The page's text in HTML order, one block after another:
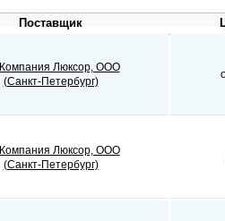
Поставщик
Компания Люксор, ООО
(Санкт-Петербург)
Компания Люксор, ООО
(Санкт-Петербург)